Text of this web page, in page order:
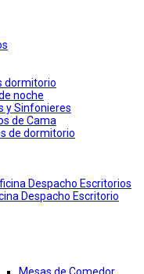
dormitorio
noche
y Sinfonieres
de Cama
de dormitorio
Despacho Escritorios
Despacho Escritorio